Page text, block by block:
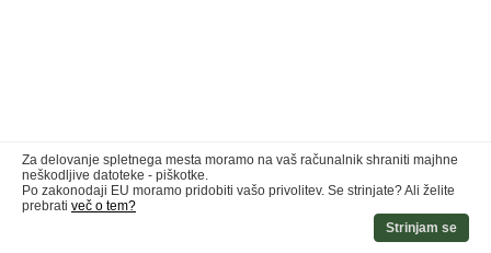
Za delovanje spletnega mesta moramo na vaš računalnik shraniti majhne
neškodljive datoteke - piškotke.
Po zakonodaji EU moramo pridobiti vašo privolitev. Se strinjate? Ali želite
prebrati več o tem?
Strinjam se